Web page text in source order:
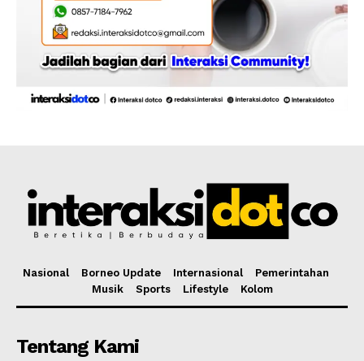
Nasional Borneo Update Internasional
Pemerintahan
Musik
Sports Lifestyle Kolom
Tentang Kami